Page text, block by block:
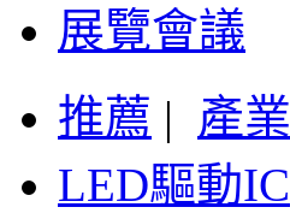
展覽會議
推薦 | 產業
LED驅動IC